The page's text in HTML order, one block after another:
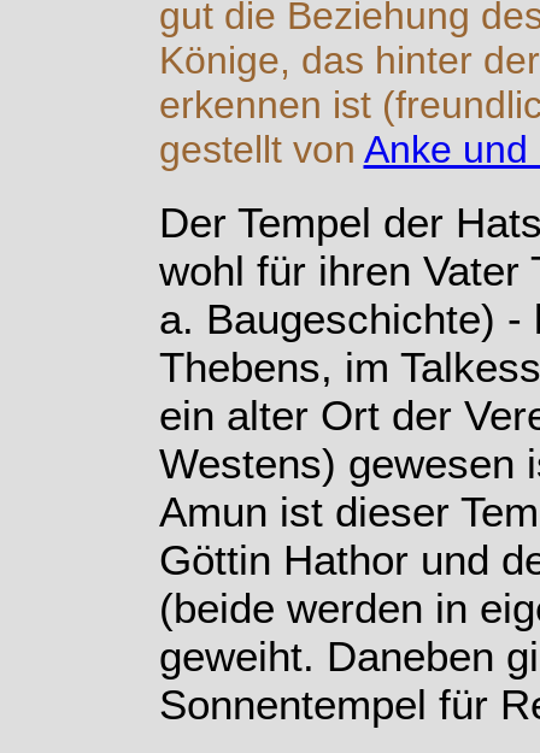
gut die Beziehung
Könige, das hinter
erkennen ist
gestellt von Anke und
Der Tempel der
wohl für ihren Vater
a. Baugeschichte) -
Thebens, im
ein alter Ort der
Westens) gewesen
Amun ist dieser
Göttin Hathor und
(beide werden in
geweiht. Daneben
Sonnentempel für